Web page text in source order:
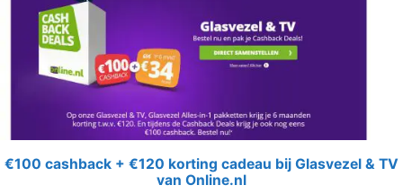
€100 cashback + €120 korting cadeau bij Glasvezel & TV
van Online.nl